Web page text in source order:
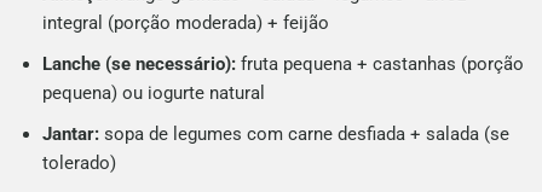
integral (porção moderada) + feijão
Lanche (se necessário): fruta pequena + castanhas (porção
pequena) ou iogurte natural
Jantar: sopa de legumes com carne desfiada + salada (se
tolerado)